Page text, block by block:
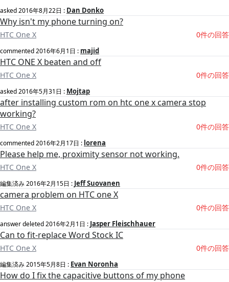
asked2016年8月22日 : Dan Donko
Why isn't my phone turning on?
HTC One X 0件の回答
commented2016年6月1日 : majid
HTC ONE X beaten and off
HTC One X 0件の回答
asked2016年5月31日 : Mojtap
after installing custom rom on htc one x camera stop
working?
HTC One X 0件の回答
commented2016年2月17日 : lorena
Please help me, proximity sensor not working.
HTC One X 0件の回答
編集済み2016年2月15日 : Jeff Suovanen
camera problem on HTC one X
HTC One X 0件の回答
answer deleted2016年2月1日 : Jasper Fleischhauer
Can to fit-replace Word Stock IC
HTC One X 0件の回答
編集済み2015年5月8日 : Evan Noronha
How do I fix the capacitive buttons of my phone